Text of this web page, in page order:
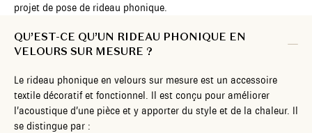
projet de pose de rideau phonique.
QU’EST-CE QU’UN RIDEAU PHONIQUE EN
VELOURS SUR MESURE ?
Le rideau phonique en velours sur mesure est un accessoire
textile décoratif et fonctionnel. Il est conçu pour améliorer
l’acoustique d’une pièce et y apporter du style et de la chaleur. Il
se distingue par :